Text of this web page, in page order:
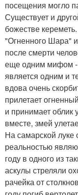
посещения могло
Существует и
божестве
"Огненного Шара"
после смерти
еще одним мифом -
является одним и
вдова очень
прилетает
и принимает
вместе, змей
На самарской луке
реальностью
году в одного из
аскулы стреляли
рачейка от